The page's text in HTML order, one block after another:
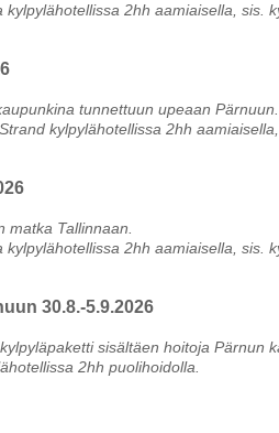
kylpylähotellissa 2hh aamiaisella, sis.
tunnettuun upeaan Pärnuun.
kylpylähotellissa 2hh
matka Tallinnaan.
kylpylähotellissa 2hh aamiaisella, sis.
30.8.-5.9.2026
sisältäen hoitoja Pärnun
2hh puolihoidolla.